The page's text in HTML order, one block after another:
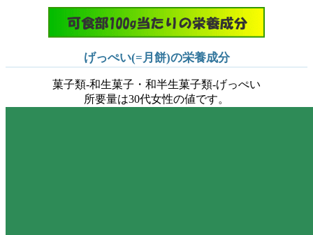
げっぺい(=月餅)の栄養成分
菓子類-和生菓子・和半生菓子類-げっぺい
所要量は30代女性の値です。